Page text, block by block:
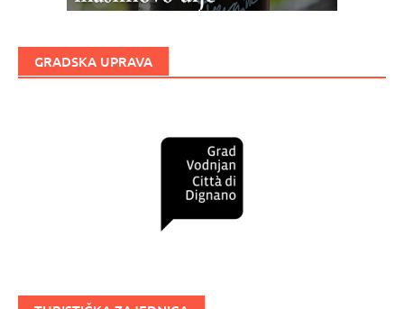
GRADSKA UPRAVA